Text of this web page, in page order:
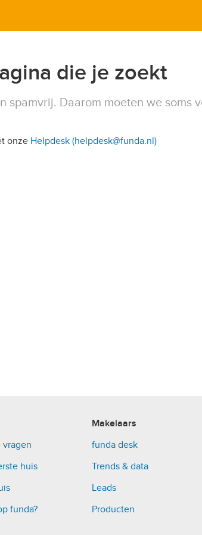
die je zoekt
spamvrij. Daarom moeten we soms
onze Helpdesk (helpdesk@funda.nl)
huis
funda?
Makelaars
funda desk
Trends & data
Leads
Producten